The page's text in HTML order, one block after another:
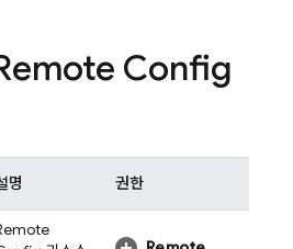
Config
명 권한